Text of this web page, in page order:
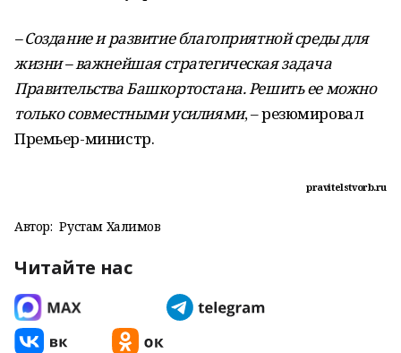
– Создание и развитие благоприятной среды для
жизни – важнейшая стратегическая задача
Правительства Башкортостана. Решить ее можно
только совместными усилиями, – резюмировал
Премьер-министр.
pravitelstvorb.ru
Автор: Рустам Халимов
Читайте нас